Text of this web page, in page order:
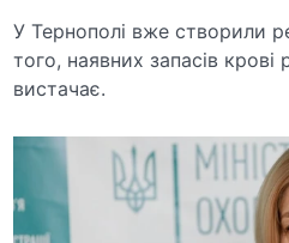
У Тернополі вже створили
того, наявних запасів
вистачає.